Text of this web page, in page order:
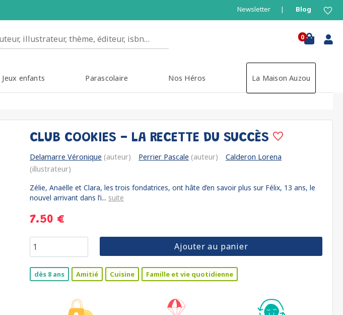
Newsletter Blog
0
Jeux enfants Parascolaire Nos Héros La Maison Auzou
CLUB COOKIES - LA RECETTE DU SUCCÈS
Delamarre Véronique (auteur) Perrier Pascale (auteur)
Calderon Lorena
(illustrateur)
Zélie, Anaëlle et Clara, les trois fondatrices, ont hâte d’en savoir plus sur Félix, 13 ans, le
nouvel arrivant dans l’i... suite
7.50 €
Ajouter au panier
dès 8 ans Amitié Cuisine Famille et vie quotidienne